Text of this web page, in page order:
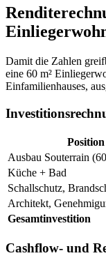
Damit die Zahlen
eine 60 m²
Einfamilienhauses,
Position
Ausbau Souterrain
Küche + Bad
Schallschutz,
Architekt,
Gesamtinvestition
Cashflow- und